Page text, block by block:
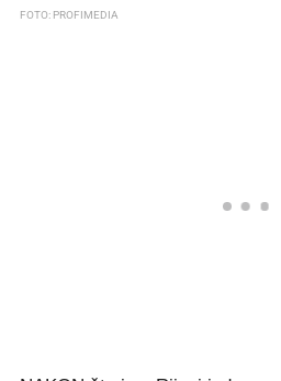
FOTO: PROFIMEDIA